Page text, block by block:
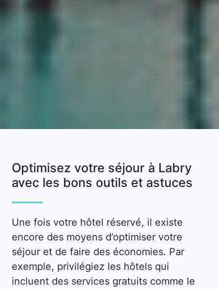
Optimisez votre séjour à Labry
avec les bons outils et astuces
Une fois votre hôtel réservé, il existe
encore des moyens d’optimiser votre
séjour et de faire des économies. Par
exemple, privilégiez les hôtels qui
incluent des services gratuits comme le